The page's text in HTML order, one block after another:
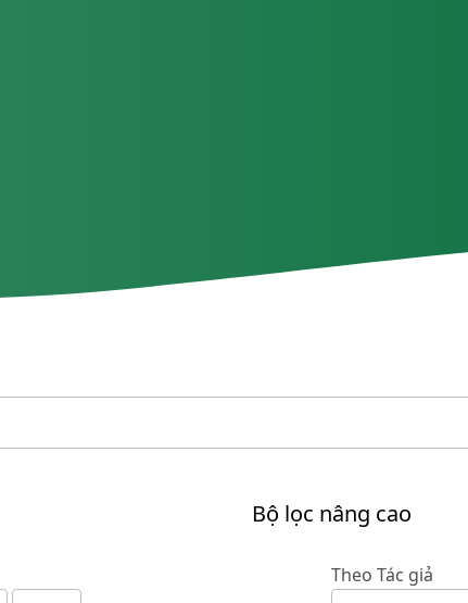
Bộ lọc nâng cao
Theo Tác giả